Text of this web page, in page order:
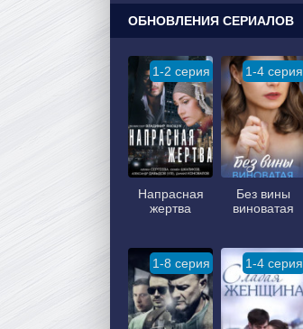
ОБНОВЛЕНИЯ СЕРИАЛОВ
1-2 серия
Напрасная
жертва
1-4 серия
Без вины
виноватая
1-8 серия 1-4 серия